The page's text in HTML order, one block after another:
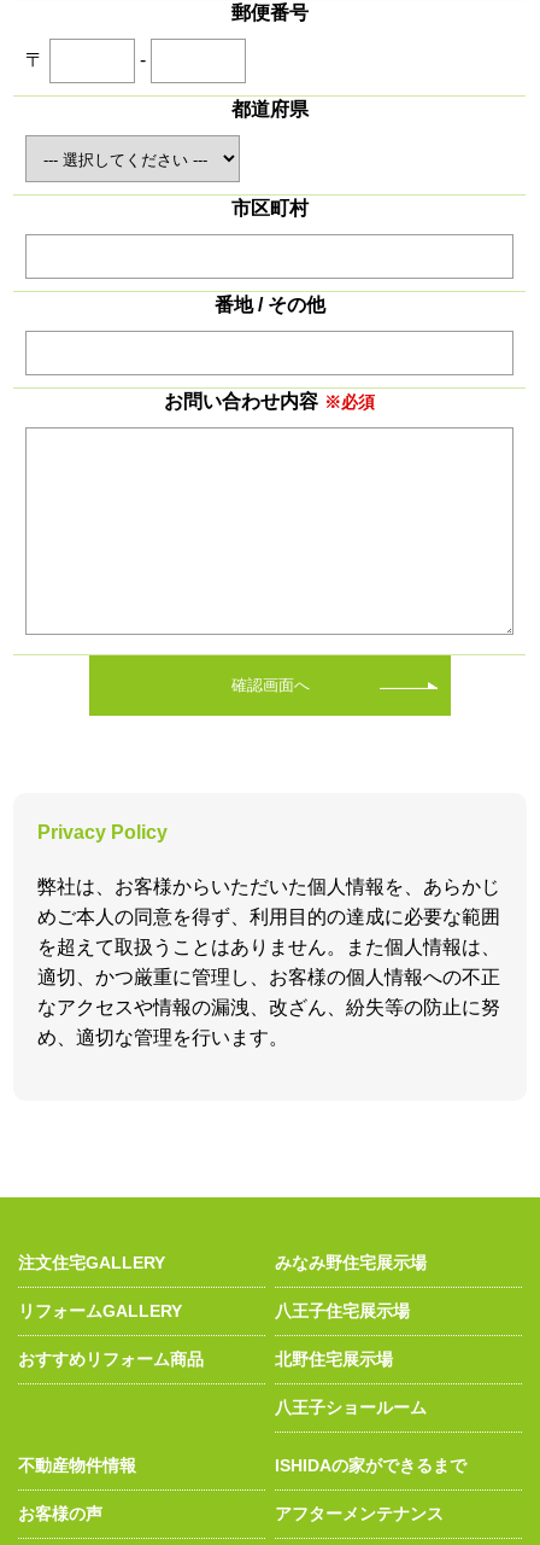
郵便番号
〒 -
都道府県
市区町村
番地 / その他
お問い合わせ内容 ※必須
確認画面へ
Privacy Policy
弊社は、お客様からいただいた個人情報を、あらかじ
めご本人の同意を得ず、利用目的の達成に必要な範囲
を超えて取扱うことはありません。また個人情報は、
適切、かつ厳重に管理し、お客様の個人情報への不正
なアクセスや情報の漏洩、改ざん、紛失等の防止に努
め、適切な管理を行います。
注文住宅GALLERY
リフォームGALLERY
おすすめリフォーム商品
みなみ野住宅展示場
八王子住宅展示場
北野住宅展示場
八王子ショールーム
不動産物件情報
お客様の声
ISHIDAの家ができるまで
アフターメンテナンス